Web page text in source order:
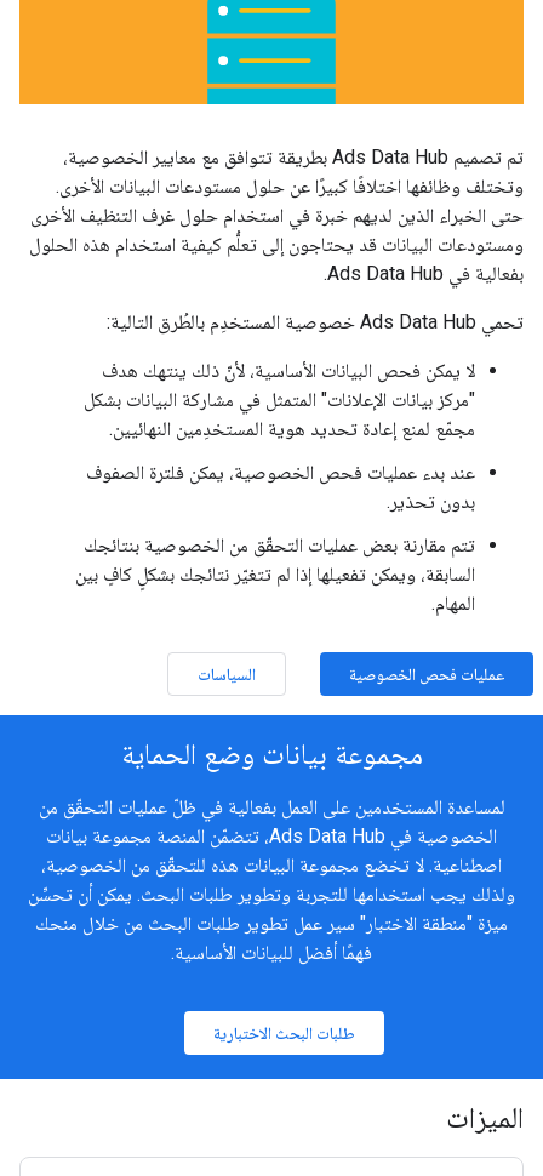
تم تصميم Ads Data Hub بطريقة تتوافق مع معايير الخصوصية،
وتختلف وظائفها اختلافًا كبيرًا عن حلول مستودعات البيانات الأخرى.
حتى الخبراء الذين لديهم خبرة في استخدام حلول غرف التنظيف الأخرى
ومستودعات البيانات قد يحتاجون إلى تعلُّم كيفية استخدام هذه الحلول
بفعالية في Ads Data Hub.
تحمي Ads Data Hub خصوصية المستخدِم بالطُرق التالية:
لا يمكن فحص البيانات الأساسية، لأنّ ذلك ينتهك هدف
"مركز بيانات الإعلانات" المتمثل في مشاركة البيانات بشكل
مجمّع لمنع إعادة تحديد هوية المستخدِمين النهائيين.
عند بدء عمليات فحص الخصوصية، يمكن فلترة الصفوف
بدون تحذير.
تتم مقارنة بعض عمليات التحقّق من الخصوصية بنتائجك
السابقة، ويمكن تفعيلها إذا لم تتغيّر نتائجك بشكلٍ كافٍ بين
المهام.
عمليات فحص الخصوصية السياسات
مجموعة بيانات وضع الحماية
لمساعدة المستخدمين على العمل بفعالية في ظلّ عمليات التحقّق من
الخصوصية في Ads Data Hub، تتضمّن المنصة مجموعة بيانات
اصطناعية. لا تخضع مجموعة البيانات هذه للتحقّق من الخصوصية،
ولذلك يجب استخدامها للتجربة وتطوير طلبات البحث. يمكن أن تحسِّن
ميزة "منطقة الاختبار" سير عمل تطوير طلبات البحث من خلال منحك
فهمًا أفضل للبيانات الأساسية.
طلبات البحث الاختبارية
الميزات